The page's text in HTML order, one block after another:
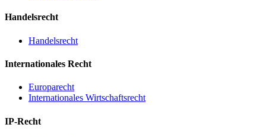
Handelsrecht
Handelsrecht
Internationales Recht
Europarecht
Internationales Wirtschaftsrecht
IP-Recht